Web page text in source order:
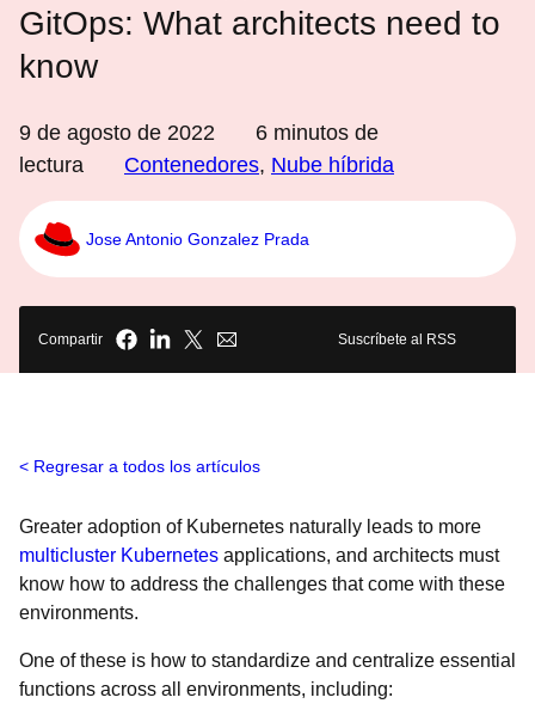
GitOps: What architects need to
know
9 de agosto de 2022 6 minutos de
lectura
Contenedores, Nube híbrida
Jose Antonio Gonzalez Prada
Compartir Suscríbete al RSS
Regresar a todos los artículos
Greater adoption of Kubernetes naturally leads to more
multicluster Kubernetes applications, and architects must
know how to address the challenges that come with these
environments.
One of these is how to standardize and centralize essential
functions across all environments, including: